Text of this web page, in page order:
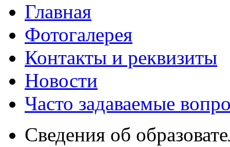
Главная
Фотогалерея
Контакты и реквизиты
Новости
Часто задаваемые
Сведения об